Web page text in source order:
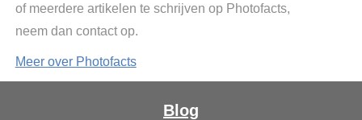
of meerdere artikelen te schrijven op Photofacts,
neem dan contact op.
Meer over Photofacts
Blog